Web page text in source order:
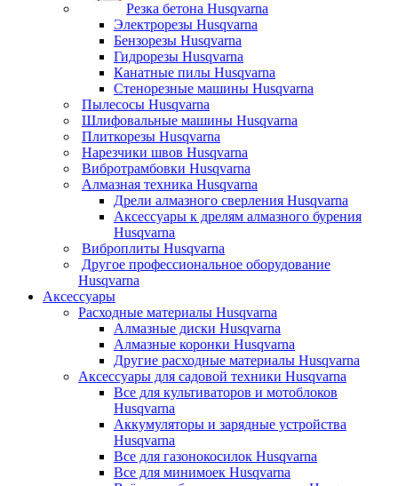
Резка бетона Husqvarna
Электрорезы Husqvarna
Бензорезы Husqvarna
Гидрорезы Husqvarna
Канатные пилы Husqvarna
Стенорезные машины Husqvarna
Пылесосы Husqvarna
Шлифовальные машины Husqvarna
Плиткорезы Husqvarna
Нарезчики швов Husqvarna
Вибротрамбовки Husqvarna
Алмазная техника Husqvarna
Дрели алмазного сверления Husqvarna
Аксессуары к дрелям алмазного бурения
Husqvarna
Виброплиты Husqvarna
Другое профессиональное оборудование
Husqvarna
Аксессуары
Расходные материалы Husqvarna
Алмазные диски Husqvarna
Алмазные коронки Husqvarna
Другие расходные материалы Husqvarna
Аксессуары для садовой техники Husqvarna
Все для культиваторов и мотоблоков
Husqvarna
Аккумуляторы и зарядные устройства
Husqvarna
Все для газонокосилок Husqvarna
Все для минимоек Husqvarna